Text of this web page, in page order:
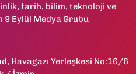
tarih, bilim, teknoloji ve
Eylül Medya Grubu
Havagazı Yerleşkesi No:16/6